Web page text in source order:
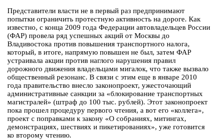
Представители власти не в первый раз предпринимают
попытки ограничить протестную активность на дороге. Как
известно, с конца 2009 года Федерации автовладельцев России
(ФАР) провела ряд успешных акций от Москвы до
Владивостока против повышения транспортного налога,
который, в итоге, напрямую повышен не был, затем ФАР
устраивала акции против наглого нарушения правил
дорожного движения владельцами мигалок, что также вызвало
общественный резонанс. В связи с этим еще в январе 2010
года правительство внесло законопроект, ужесточающий
административные санкции за «блокирование транспортных
магистралей» (штраф до 100 тыс. рублей). Этот законопроект
пока прошел процедуру первого чтения, а вот его «коллега»,
проект с поправками к закону «О собраниях, митингах,
демонстрациях, шествиях и пикетированиях», уже готовится
ко второму чтению.